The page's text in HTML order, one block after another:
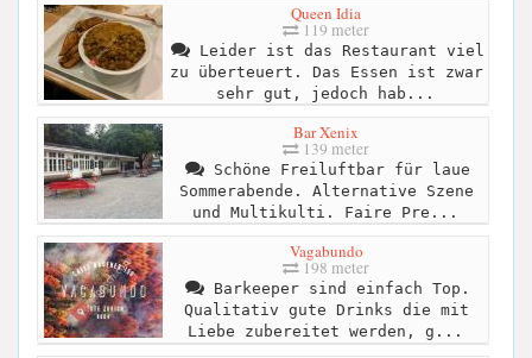
Queen Idia
119 meter
Leider ist das Restaurant viel
zu überteuert. Das Essen ist zwar
sehr gut, jedoch hab...
Bar Xenix
139 meter
Schöne Freiluftbar für laue
Sommerabende. Alternative Szene
und Multikulti. Faire Pre...
Vagabundo
198 meter
Barkeeper sind einfach Top.
Qualitativ gute Drinks die mit
Liebe zubereitet werden, g...